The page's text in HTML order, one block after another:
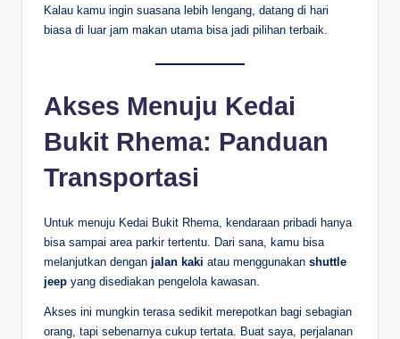
Kalau kamu ingin suasana lebih lengang, datang di hari
biasa di luar jam makan utama bisa jadi pilihan terbaik.
Akses Menuju Kedai
Bukit Rhema: Panduan
Transportasi
Untuk menuju Kedai Bukit Rhema, kendaraan pribadi hanya
bisa sampai area parkir tertentu. Dari sana, kamu bisa
melanjutkan dengan jalan kaki atau menggunakan shuttle
jeep yang disediakan pengelola kawasan.
Akses ini mungkin terasa sedikit merepotkan bagi sebagian
orang, tapi sebenarnya cukup tertata. Buat saya, perjalanan